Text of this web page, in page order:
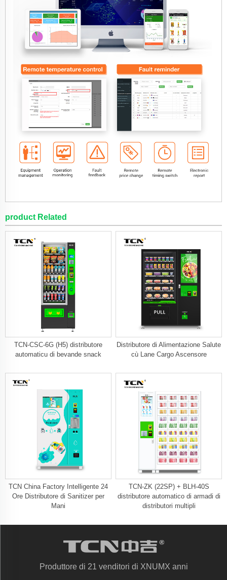
product Related
TCN-CSC-6G (H5) distributore
automaticu di bevande snack
Distributore di Alimentazione Salute
cù Lane Cargo Ascensore
TCN China Factory Intelligente 24
Ore Distributore di Sanitizer per
Mani
TCN-ZK (22SP) + BLH-40S
distributore automatico di armadi di
distributori multipli
Produttore di 21 venditori di XNUMX anni